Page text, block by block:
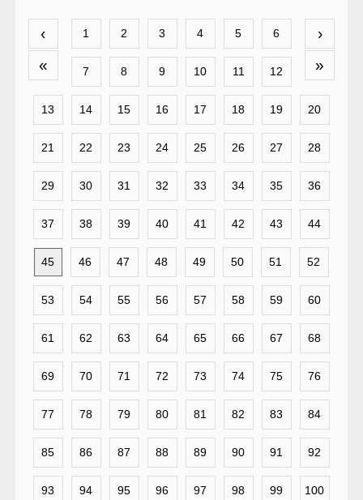
‹
«
›
»
1 2 3 4 5 6
7 8 9 10 11 12
13 14 15 16 17 18 19 20
21 22 23 24 25 26 27 28
29 30 31 32 33 34 35 36
37 38 39 40 41 42 43 44
45 46 47 48 49 50 51 52
53 54 55 56 57 58 59 60
61 62 63 64 65 66 67 68
69 70 71 72 73 74 75 76
77 78 79 80 81 82 83 84
85 86 87 88 89 90 91 92
93 94 95 96 97 98 99 100